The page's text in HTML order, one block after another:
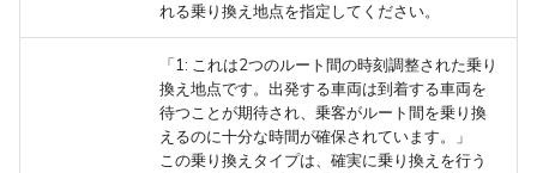
れる乗り換え地点を指定してください。
1: これは2つのルート間の時刻調整された乗り
換え地点です。出発する車両は到着する車両を
待つことが期待され、乗客がルート間を乗り換
えるのに十分な時間が確保されています。
この乗り換えタイプは、確実に乗り換えを行う